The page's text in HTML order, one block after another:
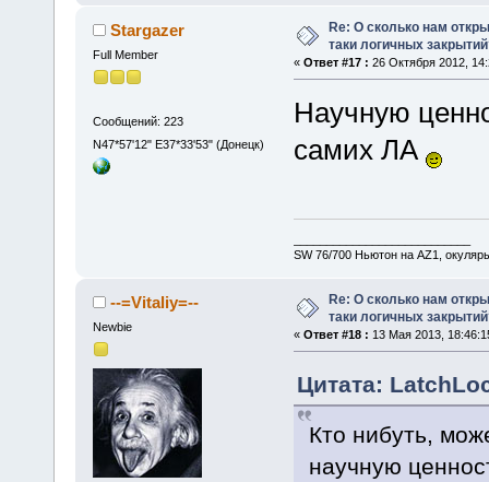
Stargazer
Full Member
Сообщений: 223
N47*57'12" E37*33'53" (Донецк)
Re: О сколько нам
таки логичных
« Ответ #17 : 26 Октября 2012,
Научную
самих ЛА
SW 76/700 Ньютон на AZ1,
--=Vitaliy=--
Newbie
Re: О сколько нам
таки логичных
« Ответ #18 : 13 Мая 2013,
Цитата:
Кто нибуть,
научную